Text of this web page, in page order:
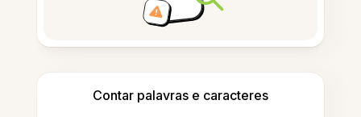
Contar palavras e caracteres